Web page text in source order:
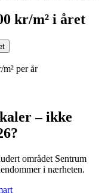
kr/m² i året
m² per år
– ikke
?
området Sentrum
i nærheten.